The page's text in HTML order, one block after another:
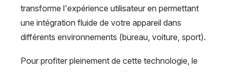
transforme l'expérience utilisateur en permettant
une intégration fluide de votre appareil dans
différents environnements (bureau, voiture, sport).
Pour profiter pleinement de cette technologie, le